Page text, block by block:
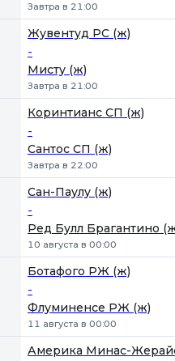
Завтра в 21:00
Жувентуд РС (ж)
-
Мисту (ж)
Завтра в 21:00
Коринтианс СП (ж)
-
Сантос СП (ж)
Завтра в 22:00
Сан-Паулу (ж)
-
Ред Булл Брагантино
10 августа в 00:00
Ботафого РЖ (ж)
-
Флуминенсе РЖ (ж)
11 августа в 00:00
Америка Минас-